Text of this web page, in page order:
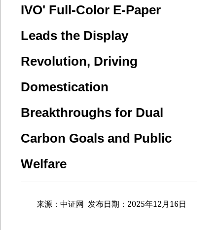
IVO' Full-Color E-Paper
Leads the Display
Revolution, Driving
Domestication
Breakthroughs for Dual
Carbon Goals and Public
Welfare
来源：中证网 发布日期： 2025年12 月 16 日